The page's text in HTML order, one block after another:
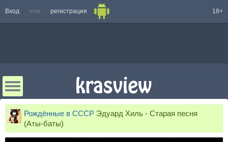
Вход или регистрация 18+
Рождённые в СССР Эдуард Хиль - Старая песня
(Аты-баты)